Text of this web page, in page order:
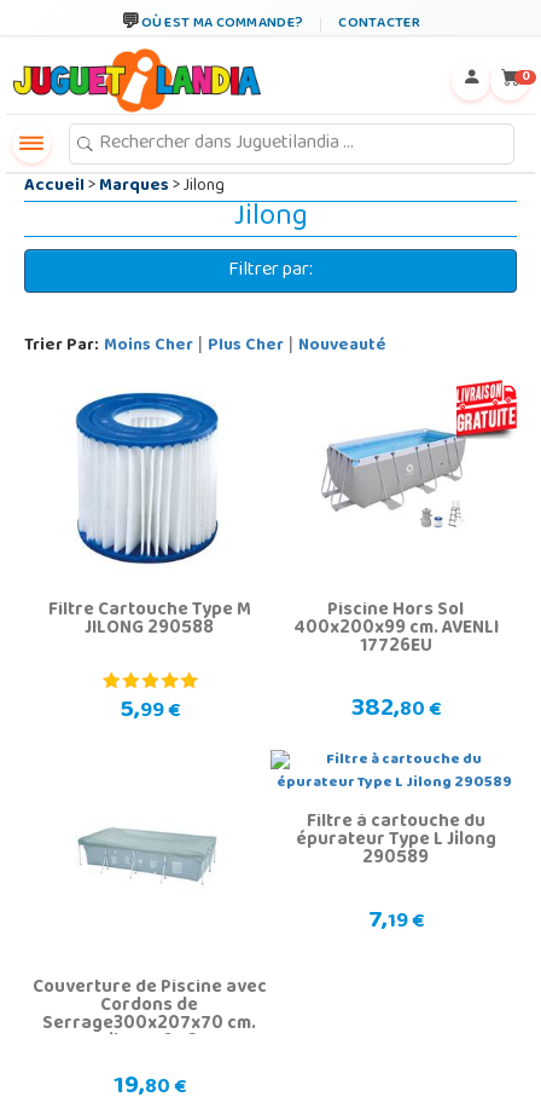
OÙ EST MA COMMANDE? CONTACTER
0
Accueil>Marques> Jilong
Jilong
Filtrer par:
Trier Par: Moins Cher | Plus Cher | Nouveauté
Filtre Cartouche Type M
JILONG 290588
5,99 €
Piscine Hors Sol
400x200x99 cm. AVENLI
17726EU
382,80 €
Couverture de Piscine avec
Cordons de
Serrage300x207x70 cm.
Jilong 16112
19,80 €
Filtre à cartouche du
épurateur Type L Jilong
290589
7,19 €